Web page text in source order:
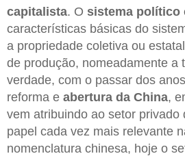
capitalista. O sistema político
características básicas do
a propriedade coletiva ou
de produção, nomeadamente a
verdade, com o passar dos
reforma e abertura da China,
vem atribuindo ao setor privado
papel cada vez mais relevante
nomenclatura chinesa, hoje o